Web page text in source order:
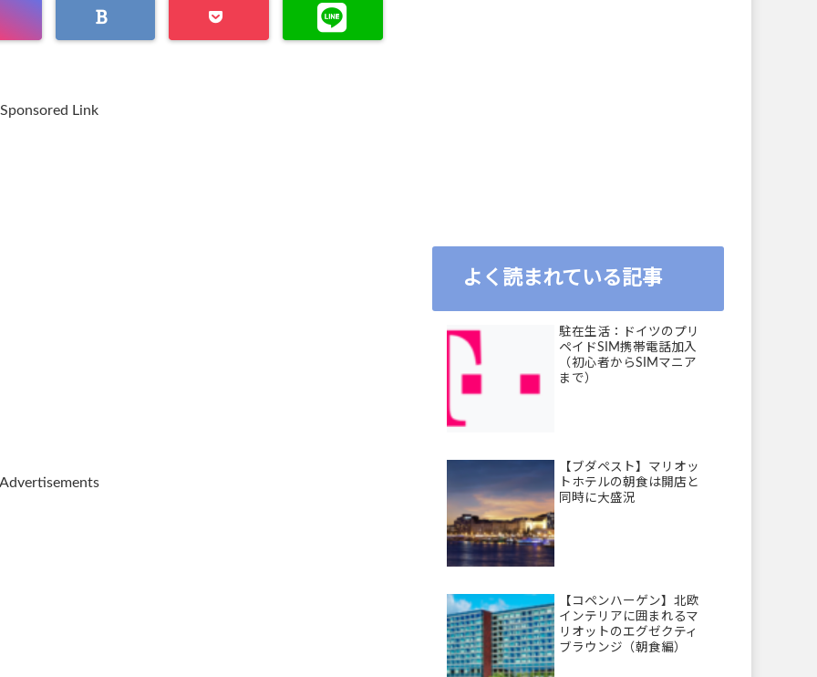
Sponsored Link
Advertisements
よく読まれている記事
駐在生活：ドイツのプリ
ペイドSIM携帯電話加入
（初心者からSIMマニア
まで）
【ブダペスト】マリオッ
トホテルの朝食は開店と
同時に大盛況
【コペンハーゲン】北欧
インテリアに囲まれるマ
リオットのエグゼクティ
ブラウンジ（朝食編）